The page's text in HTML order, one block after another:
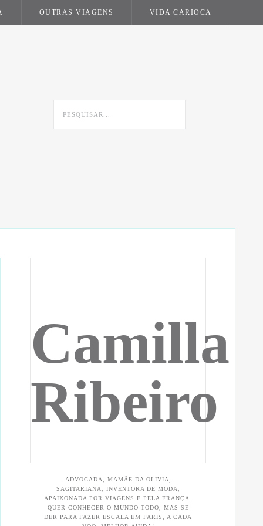
OUTRAS VIAGENS VIDA CARIOCA
Camilla
Ribeiro
ADVOGADA, MAMÃE DA OLIVIA,
SAGITARIANA, INVENTORA DE MODA,
APAIXONADA POR VIAGENS E PELA FRANÇA.
QUER CONHECER O MUNDO TODO, MAS SE
DER PARA FAZER ESCALA EM PARIS, A CADA